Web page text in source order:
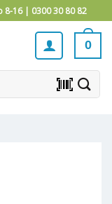
8-16 | 0300 30 80 82
0
barcode_scanner